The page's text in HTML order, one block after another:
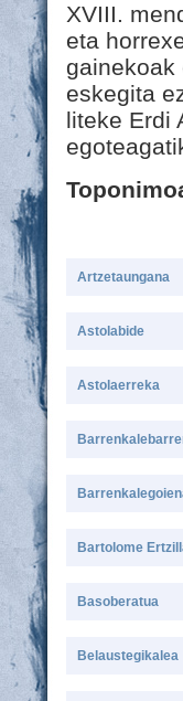
XVIII.
eta
gainekoak
eskegita
liteke Erdi
Artzetaungana
Astolabide
Astolaerreka
Bartolome
Basoberatua
Belaustegikalea